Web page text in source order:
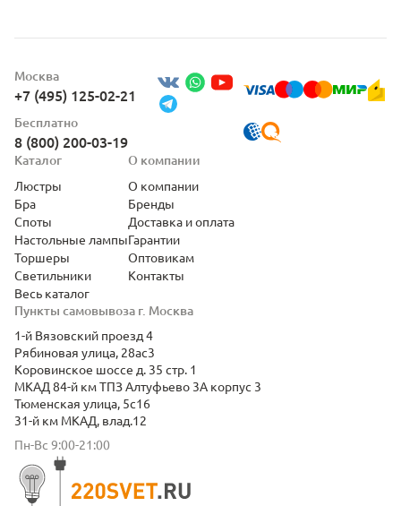
Москва
+7 (495) 125-02-21
Бесплатно
8 (800) 200-03-19
Пункты самовывоза г. Москва
1-й Вязовский проезд 4
Рябиновая улица, 28ас3
Коровинское шоссе д. 35 стр. 1
МКАД 84-й км ТПЗ Алтуфьево 3А корпус 3
Тюменская улица, 5с16
31-й км МКАД, влад.12
Пн-Вс 9:00-21:00
Каталог
Люстры
Бра
Споты
Настольные лампы
Торшеры
Светильники
Весь каталог
О компании
О компании
Бренды
Доставка и оплата
Гарантии
Оптовикам
Контакты